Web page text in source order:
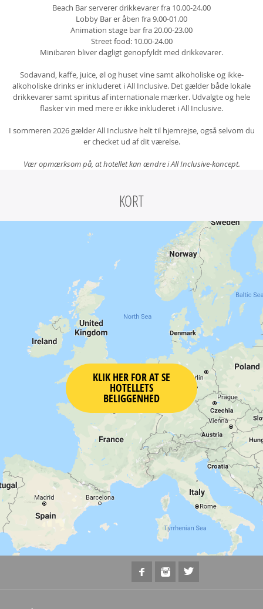
Beach Bar serverer drikkevarer fra 10.00-24.00
Lobby Bar er åben fra 9.00-01.00
Animation stage bar fra 20.00-23.00
Street food: 10.00-24.00
Minibaren bliver dagligt genopfyldt med drikkevarer.
Sodavand, kaffe, juice, øl og huset vine samt alkoholiske og ikke-
alkoholiske drinks er inkluderet i All Inclusive. Det gælder både lokale
drikkevarer samt spiritus af internationale mærker. Udvalgte og hele
flasker vin med mere er ikke inkluderet i All Inclusive.
I sommeren 2026 gælder All Inclusive helt til hjemrejse, også selvom du
er checket ud af dit værelse.
Vær opmærksom på, at hotellet kan ændre i All Inclusive-koncept.
KORT
KLIK HER FOR AT SE
HOTELLETS
BELIGGENHED